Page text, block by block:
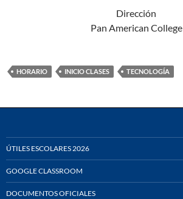
Dirección
Pan American College
HORARIO INICIO CLASES TECNOLOGÍA
ÚTILES ESCOLARES 2026
GOOGLE CLASSROOM
DOCUMENTOS OFICIALES